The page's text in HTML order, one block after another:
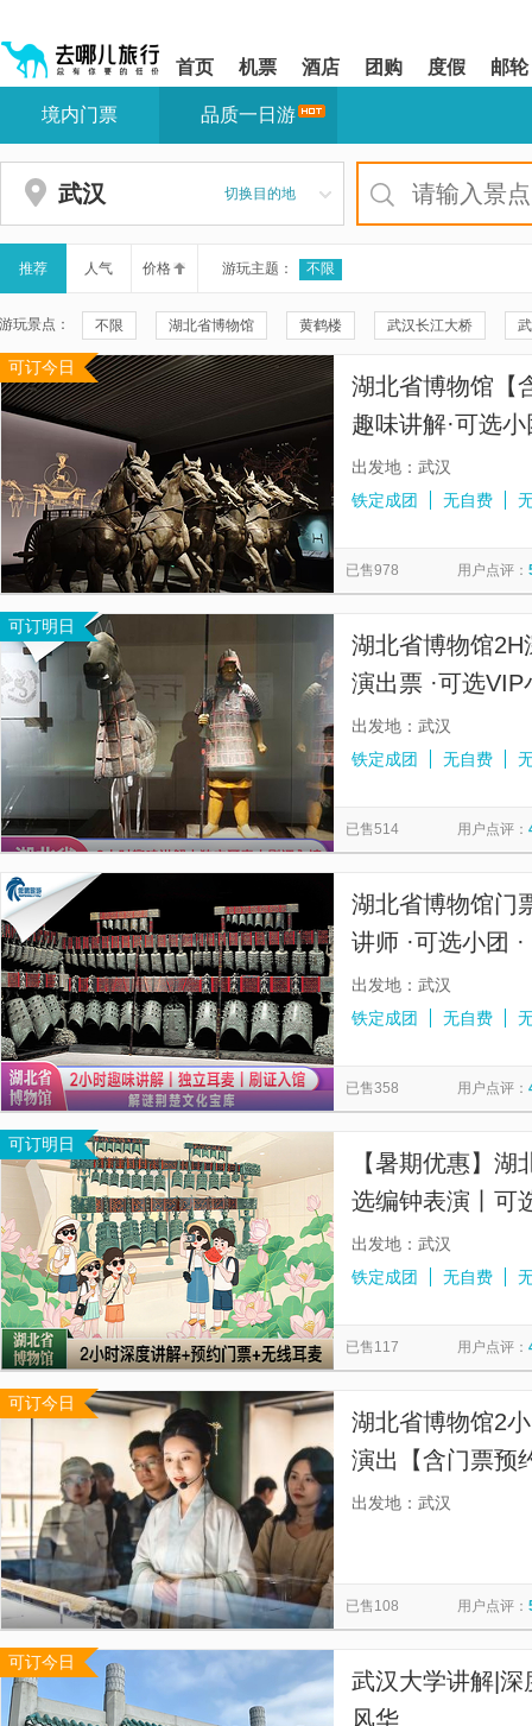
shift+enter
网
导
盲
导
模
式
您
站
区,
本
有
6
个
模
块,
Tab
键
信
首页 机票 酒店 团购 度假 邮轮
您
站
区
境内门票 品质一日游
武汉 切换目的地
推荐 人气 价格 游玩主题： 不限
游玩景点： 不限 湖北省博物馆 黄鹤楼 武汉长江大桥
东湖听涛景区 光谷磁悬浮列车
海合安武汉极地海洋公园 晴川阁 古德寺 江汉关
辛亥革命博物院(北区) 三峡人家
归元禅寺 葛洲坝船闸 水上人家 武落钟离山
交运两坝一峡游船 武汉两江游览·红巷码头(夜游长江)
月湖风景区-古琴台 三游洞 东湖绿道 船进三峡人
夜上黄鹤楼
可订今日
湖北省博物馆【
趣味讲解·可选
出发地：武汉
铁定成团
无自费
已售978 用户点评：
可订明日
湖北省博物馆2H
演出票 ·可选VIP
出发地：武汉
铁定成团
无自费
已售514 用户点评：
湖北省博物馆门
讲师 ·可选小团
出发地：武汉
铁定成团
无自费
已售358 用户点评：
可订明日
【暑期优惠】
选编钟表演丨可
解丨无线耳麦】
出发地：武汉
铁定成团
无自费
已售117 用户点评：
可订今日
湖北省博物馆2
演出【含门票预
预约 ，含无线
出发地：武汉
已售108 用户点评：
可订今日
武汉大学讲解|深
风华